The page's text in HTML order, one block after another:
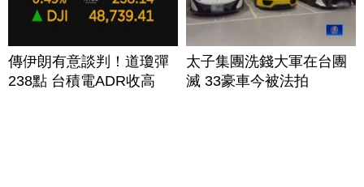
傳伊朗有意談判！道瓊彈
238點 台積電ADR收高
太子集團洗錢大軍在台團
滅 33豪車今被法拍